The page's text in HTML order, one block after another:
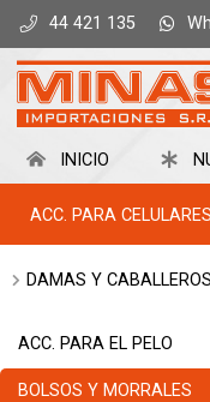
44 421 135
INICIO
ACC. PARA CELULARES
DAMAS Y CABALLEROS
ACC. PARA EL PELO
BOLSOS Y MORRALES